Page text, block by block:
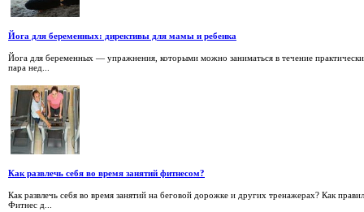
Йога для беременных: директивы для мамы и ребенка
Йога для беременных — упражнения, которыми можно заниматься в течение
пара нед...
Как развлечь себя во время занятий фитнесом?
Как развлечь себя во время занятий на беговой дорожке и других тренажерах? Как
Фитнес д...